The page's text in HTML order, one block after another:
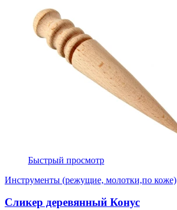
Быстрый просмотр
Инструменты (режущие, молотки,по коже)
Сликер деревянный Конус